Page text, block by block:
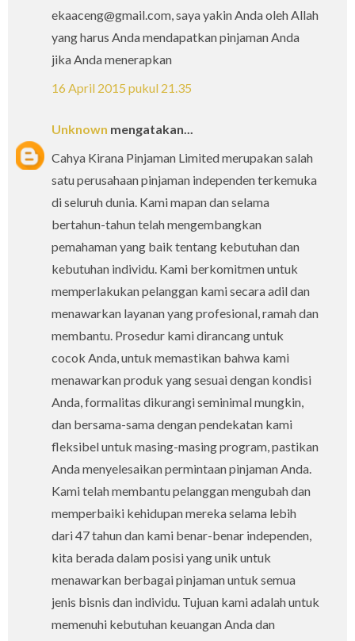
ekaaceng@gmail.com, saya yakin Anda oleh Allah
yang harus Anda mendapatkan pinjaman Anda
jika Anda menerapkan
16 April 2015 pukul 21.35
Unknown mengatakan...
Cahya Kirana Pinjaman Limited merupakan salah
satu perusahaan pinjaman independen terkemuka
di seluruh dunia. Kami mapan dan selama
bertahun-tahun telah mengembangkan
pemahaman yang baik tentang kebutuhan dan
kebutuhan individu. Kami berkomitmen untuk
memperlakukan pelanggan kami secara adil dan
menawarkan layanan yang profesional, ramah dan
membantu. Prosedur kami dirancang untuk
cocok Anda, untuk memastikan bahwa kami
menawarkan produk yang sesuai dengan kondisi
Anda, formalitas dikurangi seminimal mungkin,
dan bersama-sama dengan pendekatan kami
fleksibel untuk masing-masing program, pastikan
Anda menyelesaikan permintaan pinjaman Anda.
Kami telah membantu pelanggan mengubah dan
memperbaiki kehidupan mereka selama lebih
dari 47 tahun dan kami benar-benar independen,
kita berada dalam posisi yang unik untuk
menawarkan berbagai pinjaman untuk semua
jenis bisnis dan individu. Tujuan kami adalah untuk
memenuhi kebutuhan keuangan Anda dan